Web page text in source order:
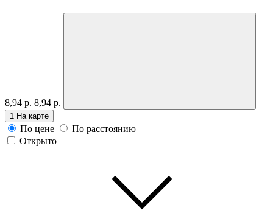
8,94 р. 8,94 р.
1 На карте
По цене
По расстоянию
Открыто